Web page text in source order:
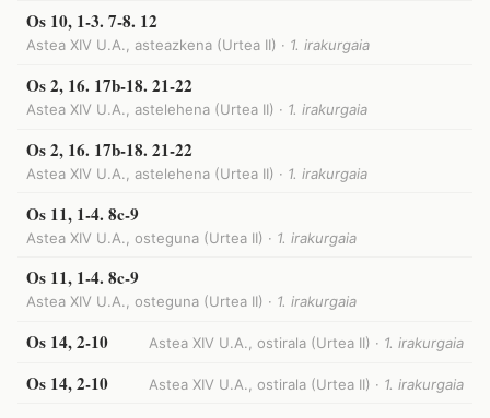
Os 10, 1-3. 7-8. 12
Astea XIV U.A., asteazkena (Urtea II) · 1. irakurgaia
Os 2, 16. 17b-18. 21-22
Astea XIV U.A., astelehena (Urtea II) · 1. irakurgaia
Os 2, 16. 17b-18. 21-22
Astea XIV U.A., astelehena (Urtea II) · 1. irakurgaia
Os 11, 1-4. 8c-9
Astea XIV U.A., osteguna (Urtea II) · 1. irakurgaia
Os 11, 1-4. 8c-9
Astea XIV U.A., osteguna (Urtea II) · 1. irakurgaia
Os 14, 2-10 Astea XIV U.A., ostirala (Urtea II) · 1. irakurgaia
Os 14, 2-10 Astea XIV U.A., ostirala (Urtea II) · 1. irakurgaia